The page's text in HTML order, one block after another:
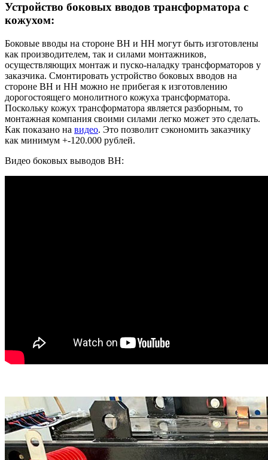
Устройство боковых вводов трансформатора с
кожухом:
Боковые вводы на стороне ВН и НН могут быть изготовлены
как производителем, так и силами монтажников,
осуществляющих монтаж и пуско-наладку трансформаторов у
заказчика. Смонтировать устройство боковых вводов на
стороне ВН и НН можно не прибегая к изготовлению
дорогостоящего монолитного кожуха трансформатора.
Поскольку кожух трансформатора является разборным, то
монтажная компания своими силами легко может это сделать.
Как показано на видео. Это позволит сэкономить заказчику
как минимум +-120.000 рублей.
Видео боковых выводов ВН: